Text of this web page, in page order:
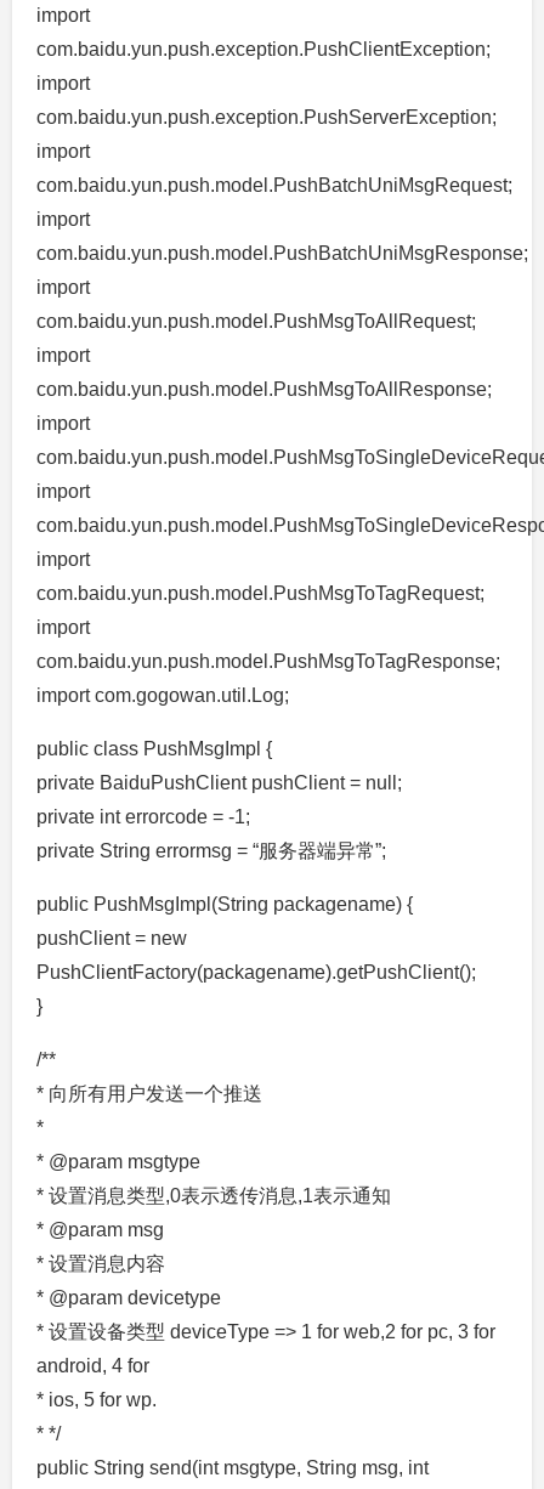
import
com.baidu.yun.push.exception.PushClientException;
import
com.baidu.yun.push.exception.PushServerException;
import
com.baidu.yun.push.model.PushBatchUniMsgRequest;
import
com.baidu.yun.push.model.PushBatchUniMsgResponse;
import
com.baidu.yun.push.model.PushMsgToAllRequest;
import
com.baidu.yun.push.model.PushMsgToAllResponse;
import
import
import
com.baidu.yun.push.model.PushMsgToTagRequest;
import
com.baidu.yun.push.model.PushMsgToTagResponse;
import com.gogowan.util.Log;
public class PushMsgImpl {
private BaiduPushClient pushClient = null;
private int errorcode = -1;
private String errormsg = “服务器端异常”;
public PushMsgImpl(String packagename) {
pushClient = new
PushClientFactory(packagename).getPushClient();
}
/**
* 向所有用户发送一个推送
*
* @param msgtype
* 设置消息类型,0表示透传消息,1表示通知
* @param msg
* 设置消息内容
* @param devicetype
* 设置设备类型 deviceType => 1 for web,2 for pc, 3 for
android, 4 for
* ios, 5 for wp.
* */
public String send(int msgtype, String msg, int